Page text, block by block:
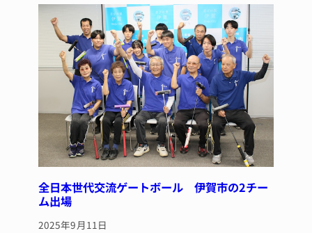
全日本世代交流ゲートボール 伊賀市の2チー
ム出場
2025年9月11日